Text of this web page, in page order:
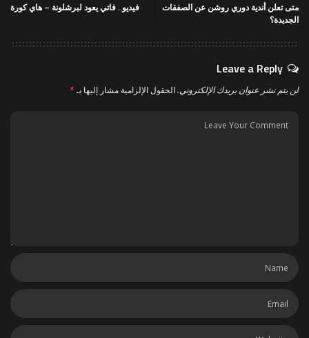
متى تعلن أندية دوري روشن عن الصفقات
الجديدة؟
فيديو.. فاتي يعود لبرشلونة – هاي كورة
Leave a Reply
لن يتم نشر عنوان بريدك الإلكتروني.الحقول الإلزامية مشار إليها بـ*